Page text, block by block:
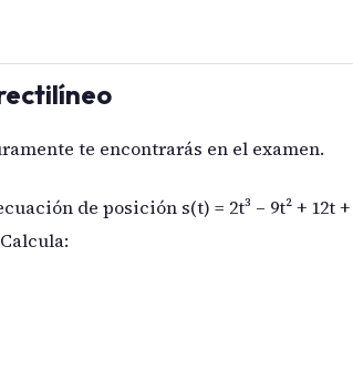
te encontrarás en el examen.
de posición s(t) = 2t³ – 9t² + 12t +